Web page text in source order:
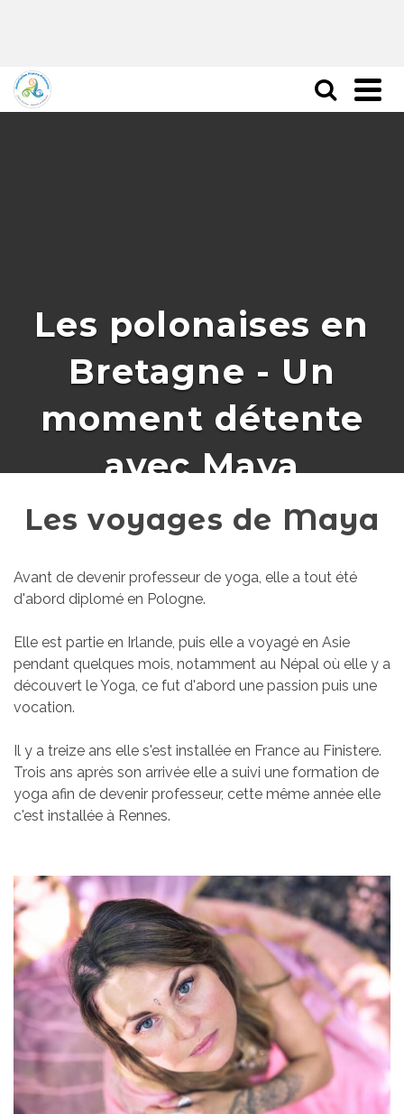
Les polonaises en
Bretagne - Un
moment détente
avec Maya
Les voyages de Maya
Avant de devenir professeur de yoga, elle a tout été
d'abord diplomé en Pologne.
Elle est partie en Irlande, puis elle a voyagé en Asie
pendant quelques mois, notamment au Népal où elle y a
découvert le Yoga, ce fut d'abord une passion puis une
vocation.
Il y a treize ans elle s'est installée en France au Finistere.
Trois ans après son arrivée elle a suivi une formation de
yoga afin de devenir professeur, cette même année elle
c'est installée à Rennes.